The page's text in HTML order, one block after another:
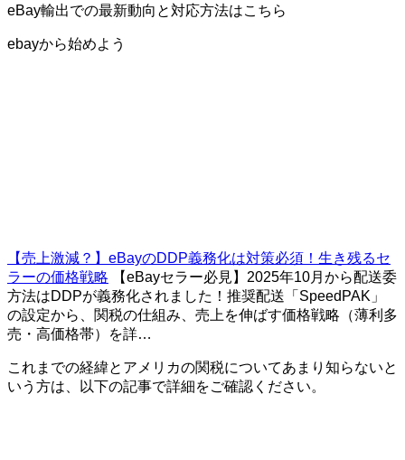
eBay輸出での最新動向と対応方法はこちら
ebayから始めよう
【売上激減？】eBayのDDP義務化は対策必須！生き残るセ
ラーの価格戦略
【eBayセラー必見】2025年10月から配送委
方法はDDPが義務化されました！推奨配送「SpeedPAK」
の設定から、関税の仕組み、売上を伸ばす価格戦略（薄利多
売・高価格帯）を詳…
これまでの経緯とアメリカの関税についてあまり知らないと
いう方は、以下の記事で詳細をご確認ください。